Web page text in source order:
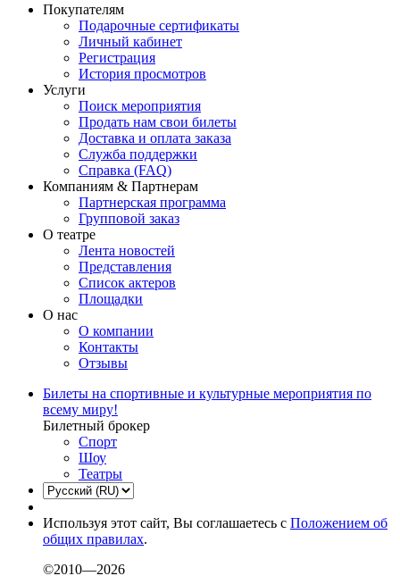
Покупателям
Подарочные сертификаты
Личный кабинет
Регистрация
История просмотров
Услуги
Поиск мероприятия
Продать нам свои билеты
Доставка и оплата заказа
Служба поддержки
Справка (FAQ)
Компаниям & Партнерам
Партнерская программа
Групповой заказ
О театре
Лента новостей
Представления
Список актеров
Площадки
О нас
О компании
Контакты
Отзывы
Билеты на спортивные и культурные мероприятия по
всему миру!
Билетный брокер
Спорт
Шоу
Театры
Используя этот сайт, Вы соглашаетесь с Положением об
общих правилах.
©2010—2026